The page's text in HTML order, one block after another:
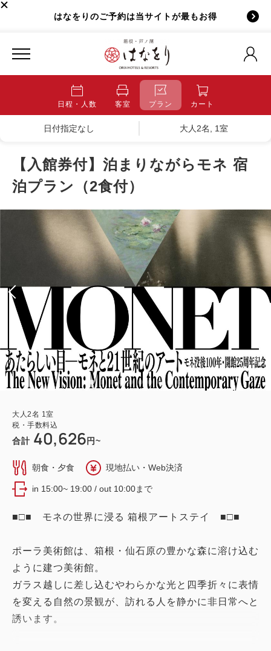
はなをりのご予約は当サイトが最もお得
日程・人数 客室 プラン カート
日付指定なし 大人2名, 1室
【入館券付】泊まりながらモネ 宿
泊プラン（2食付）
大人 2名 1 室
税・手数料込
合計 40,626 円~
朝食・夕食 現地払い・Web決済
in 15:00~ 19:00 / out 10:00まで
■□■ モネの世界に浸る 箱根アートステイ ■□■
ポーラ美術館は、箱根・仙石原の豊かな森に溶け込む
ように建つ美術館。
ガラス越しに差し込むやわらかな光と四季折々に表情
を変える自然の景観が、訪れる人を静かに非日常へと
誘います。